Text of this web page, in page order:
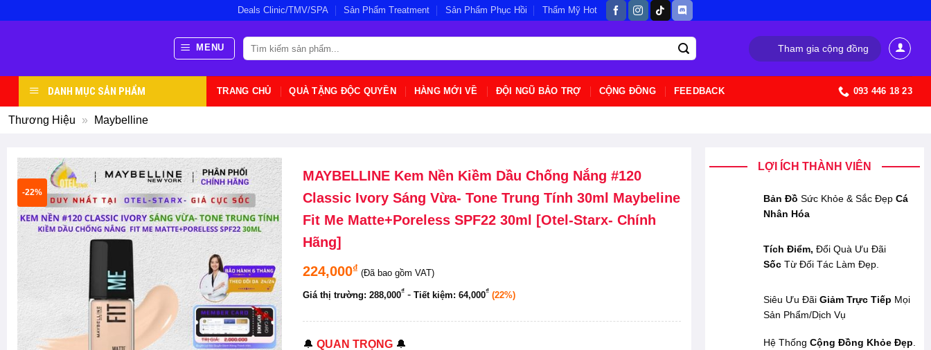
Deals Clinic/TMV/SPA Sản Phẩm Treatment Sản Phẩm Phục Hồi Thẩm Mỹ Hot
MENU
Tìm
kiếm:
Tham gia cộng đồng
DANH MỤC SẢN PHẨM TRANG CHỦ QUÀ TẶNG ĐỘC QUYỀN HÀNG MỚI VỀ ĐỘI NGŨ BẢO TRỢ CỘNG ĐỒNG FEEDBACK 093 446 18 23
Thương Hiệu » Maybelline
LỢI ÍCH THÀNH VIÊN
Bản Đồ Sức Khỏe & Sắc Đẹp Cá
Nhân Hóa
Tích Điểm, Đổi Quà Ưu Đãi
Sốc Từ Đối Tác Làm Đẹp.
Siêu Ưu Đãi Giảm Trực Tiếp Mọi
Sản Phẩm/Dịch Vụ
Hệ Thống Cộng Đồng Khỏe Đẹp
-22%
MAYBELLINE Kem Nền Kiềm Dầu Chống Nắng #120
Classic Ivory Sáng Vừa- Tone Trung Tính 30ml Maybeline
Fit Me Matte+Poreless SPF22 30ml [Otel-Starx- Chính
Hãng]
224,000₫ (Đã bao gồm VAT)
Giá thị trường: 288,000₫- Tiết kiệm: 64,000₫ (22%)
🔔 QUAN TRỌNG🔔